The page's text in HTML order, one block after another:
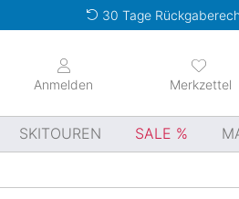
30 Tage
Merkzettel
Anmelden
SKITOUREN SALE